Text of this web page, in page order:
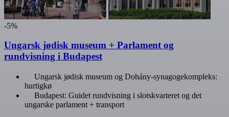
-5%
Ungarsk jødisk museum + Parlament og
rundvisning i Budapest
Ungarsk jødisk museum og Dohány-synagogekompleks:
hurtigkø
Budapest: Guidet rundvisning i slotskvarteret og det
ungarske parlament + transport